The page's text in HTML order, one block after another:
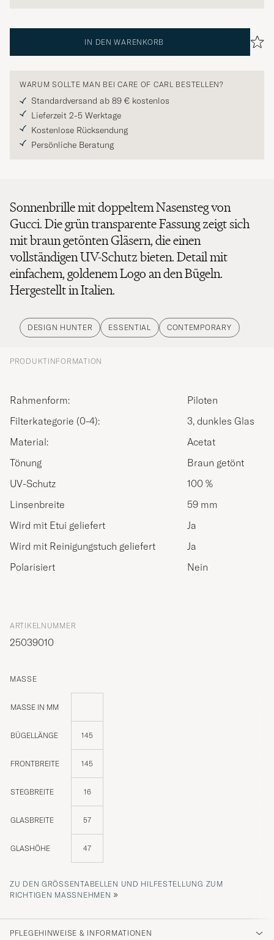
IN DEN WARENKORB
WARUM SOLLTE MAN BEI CARE OF CARL BESTELLEN?
Standardversand ab 89 € kostenlos
Lieferzeit 2-5 Werktage
Kostenlose Rücksendung
Persönliche Beratung
Sonnenbrille mit doppeltem Nasensteg von
Gucci. Die grün transparente Fassung zeigt sich
mit braun getönten Gläsern, die einen
vollständigen UV-Schutz bieten. Detail mit
einfachem, goldenem Logo an den Bügeln.
Hergestellt in Italien.
DESIGN HUNTER ESSENTIAL CONTEMPORARY
PRODUKTINFORMATION
Rahmenform:
Piloten
Filterkategorie (0-4):
3, dunkles Glas
Material:
Acetat
Tönung
Braun getönt
UV-Schutz
100 %
Linsenbreite
59 mm
Wird mit Etui geliefert
Ja
Wird mit Reinigungstuch geliefert
Ja
Polarisiert
Nein
ARTIKELNUMMER
25039010
MASSE
MASSE IN MM
BÜGELLÄNGE 145
FRONTBREITE 145
STEGBREITE 16
GLASBREITE 57
GLASHÖHE 47
ZU DEN GRÖSSENTABELLEN UND HILFESTELLUNG ZUM R
ICHTIGEN MASSNEHMEN
»
PFLEGEHINWEISE & INFORMATIONEN